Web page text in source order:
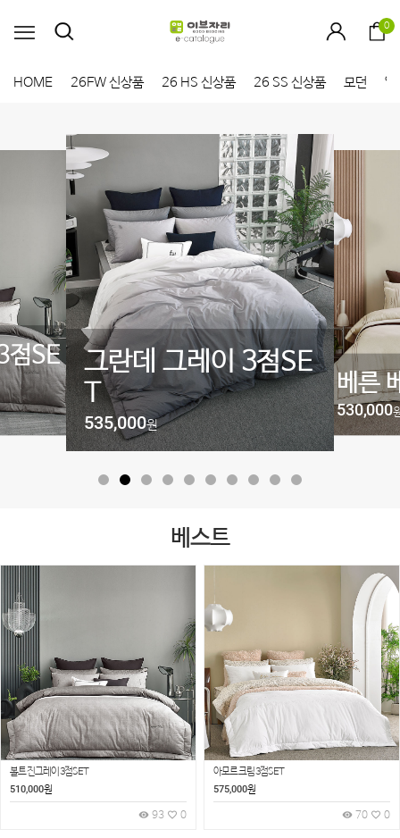
0
HOME 26FW 신상품 26 HS 신상품 26 SS 신상품 모던 엘
3점SE
베른 베이지 3점SET
530,000원
아
베스트
볼트 진그레이 3점SET
510,000원
remove_red_eye 93 favorite_border 0
아모르 크림 3점SET
575,000원
remove_red_eye 70 favorite_border 0